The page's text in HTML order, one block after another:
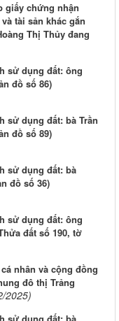
giấy chứng nhận
tài sản khác gắn
Thị Thủy đang
sử dụng đất: ông
đồ số 86)
sử dụng đất: bà Trần
đồ số 89)
sử dụng đất: bà
đồ số 36)
sử dụng đất: ông
đất số 190, tờ
nhân và cộng đồng
đô thị Trảng
2025)